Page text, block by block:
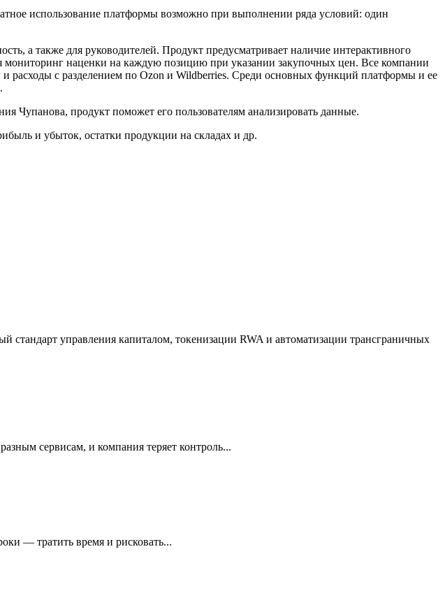
использование платформы возможно при выполнении ряда условий: один
а также для руководителей. Продукт предусматривает наличие интерактивного
наценки на каждую позицию при указании закупочных цен. Все компании
расходы с разделением по Ozon и Wildberries. Среди основных функций платформы и ее
Чупанова, продукт поможет его пользователям анализировать данные.
и убыток, остатки продукции на складах и др.
стандарт управления капиталом, токенизации RWA и автоматизации трансграничных
сервисам, и компания теряет контроль...
— тратить время и рисковать...